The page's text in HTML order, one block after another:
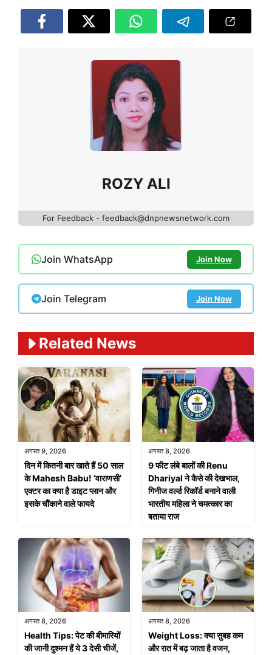
ROZY ALI
For Feedback - feedback@dnpnewsnetwork.com
Join WhatsApp Join Now
Join Telegram Join Now
Related News
अगस्त 9, 2026
दिन में कितनी बार खाते हैं 50 साल
के Mahesh Babu! ‘वाराणसी’
एक्टर का क्या है डाइट प्लान और
इसके चौंकाने वाले फायदे
अगस्त 8, 2026
9 फीट लंबे बालों की Renu
Dhariyal ने कैसे की देखभाल,
गिनीज वर्ल्ड रिकॉर्ड बनाने वाली
भारतीय महिला ने चमत्कार का
बताया राज
अगस्त 8, 2026
Health Tips: पेट की बीमारियों
की जानी दुश्मन हैं ये 3 देसी चीजें,
अगस्त 8, 2026
Weight Loss: क्या सुबह कम
और रात में बढ़ जाता है वजन,